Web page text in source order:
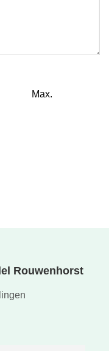
Max.
Rouwenhorst